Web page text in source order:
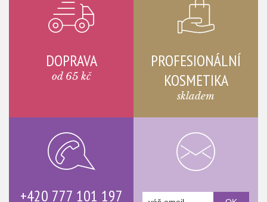
DOPRAVA
od 65 kč
PROFESIONÁLNÍ
KOSMETIKA
skladem
+420 777 101 197